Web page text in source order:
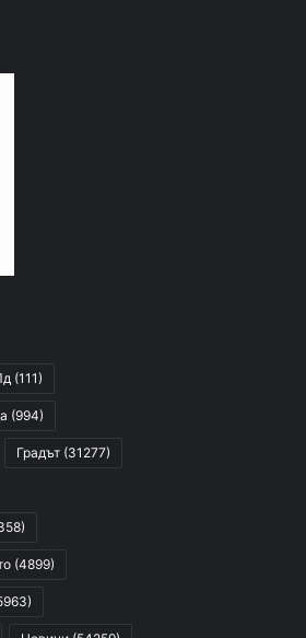
(111)
(994)
Градът (31277)
(4899)